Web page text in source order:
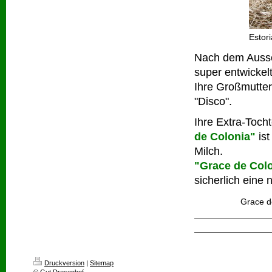
Nach dem
super
Ihre
"Disco".
Ihre Extra-
de Colonia"
Milch.
"Grace de
sicherlich eine
Grace
Druckversion | Sitemap